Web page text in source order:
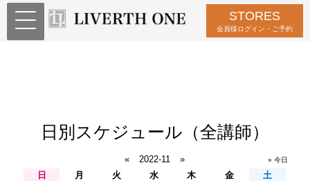
STORES
会員様ログイン・ご予約
日別スケジュール（全講師）
« 2022-11 » » 今日
日 月 火 水 木 金
土